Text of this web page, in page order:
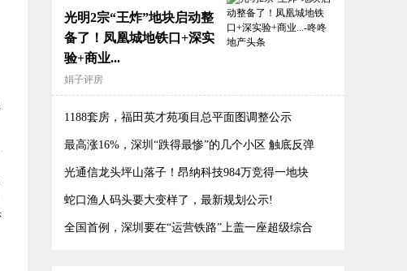
光明2宗“王炸”地块启动整
备了！凤凰城地铁口+深实
验+商业...
娟子评房
1188套房，福田英才苑项目总平面图调整公示
最高涨16%，深圳“跌得最惨”的几个小区 触底反弹
了？
光通信龙头坪山落子！昂纳科技984万竞得一地块
蛇口渔人码头要大变样了，最新规划公示!
全国首例，深圳要在“运营铁路”上盖一座超级综合